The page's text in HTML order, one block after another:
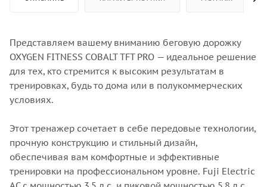
Представляем вашему вниманию беговую дорожку
OXYGEN FITNESS COBALT TFT PRO — идеальное решение
для тех, кто стремится к высоким результатам в
тренировках, будь то дома или в полукоммерческих
условиях.
Этот тренажер сочетает в себе передовые технологии,
прочную конструкцию и стильный дизайн,
обеспечивая вам комфортные и эффективные
тренировки на профессиональном уровне. Fuji Electric